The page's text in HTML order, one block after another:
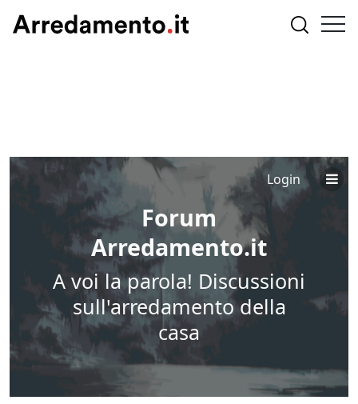
Login
Forum
Arredamento.it
A voi la parola! Discussioni
sull'arredamento della
casa